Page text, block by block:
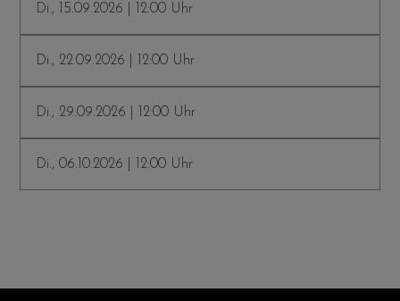
Di., 15.09.2026 | 12:00 Uhr
Di., 22.09.2026 | 12:00 Uhr
Di., 29.09.2026 | 12:00 Uhr
Di., 06.10.2026 | 12:00 Uhr